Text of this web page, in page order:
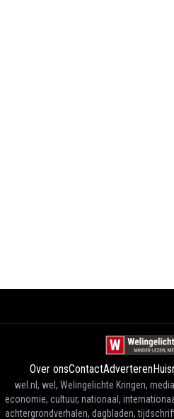
Over onsContactAdverteren
wel.nl, wel, Welingelichte Kringen,
economie, cultuur, nationaal,
achtergrondverhalen, dagbladen,